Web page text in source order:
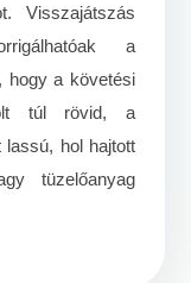
Visszajátszás
a
hogy a követési
túl rövid, a
lassú, hol hajtott
tüzelőanyag